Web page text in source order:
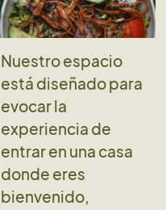
Nuestro espacio
está diseñado para
evocar la
experiencia de
entrar en una casa
donde eres
bienvenido,